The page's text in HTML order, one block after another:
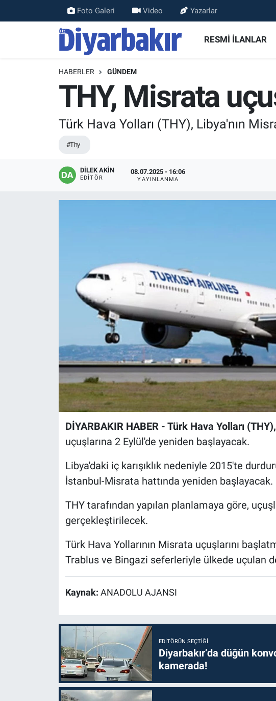
Foto Galeri Video Yazarlar
RESMİ İLANLAR
HABERLER GÜNDEM
THY, Misrata
Türk Hava Yolları (THY), Libya'nın
#Thy
DİLEK AKİN
EDITÖR
08.07.2025 - 16:06
YAYINLANMA
DİYARBAKIR HABER - Türk Hava Yolları (THY),
uçuşlarına 2 Eylül'de yeniden başlayacak.
Libya'daki iç karışıklık nedeniyle 2015'te
İstanbul-Misrata hattında yeniden başlayacak.
THY tarafından yapılan planlamaya göre,
gerçekleştirilecek.
Türk Hava Yollarının Misrata uçuşlarını
Trablus ve Bingazi seferleriyle ülkede uçulan
Kaynak: ANADOLU AJANSI
EDITÖRÜN SEÇTIĞI
Diyarbakır’da düğün
kamerada!
RESMİ İLANLAR
DİYARBAKIR
EKONOMİ
TEKNOLOJİ
Nöbetçi Eczaneler
Namaz Vakitleri
Trafik Durumu
Süper Lig Puan Durumu ve Fikstür
Tüm Manşetler